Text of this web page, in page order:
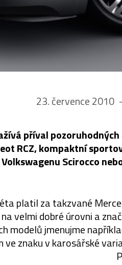
23. července 2010
příval
RCZ, kompaktní
Volkswagenu Scirocco
platil za takzvané
velmi dobré úrovni a
modelů jmenujme
ve znaku v karosářské